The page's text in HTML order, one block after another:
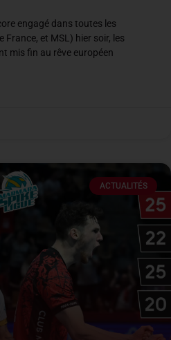
engagé dans toutes les
France, et MSL) hier soir, les
mis fin au rêve européen
ACTUALITÉS